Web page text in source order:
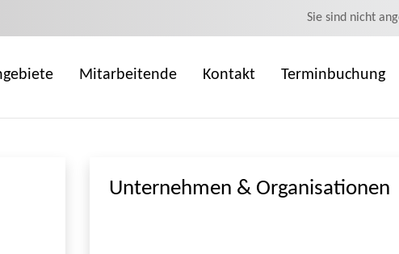
Sie sind nicht
Mitarbeitende Kontakt Terminbuchung
Unternehmen & Organisationen